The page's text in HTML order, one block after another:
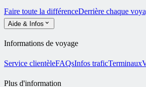
Faire toute la différenceDerrière chaque
Aide & Infos
Informations de voyage
Service clientèleFAQsInfos traficTerminaux
Plus d'information